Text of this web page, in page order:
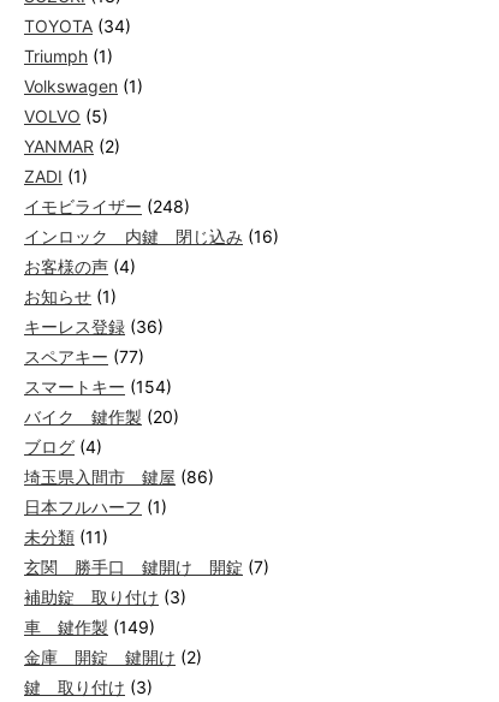
TOYOTA (34)
Triumph (1)
Volkswagen (1)
VOLVO (5)
YANMAR (2)
ZADI (1)
イモビライザー (248)
インロック 内鍵 閉じ込み (16)
お客様の声 (4)
お知らせ (1)
キーレス登録 (36)
スペアキー (77)
スマートキー (154)
バイク 鍵作製 (20)
ブログ (4)
埼玉県入間市 鍵屋 (86)
日本フルハーフ (1)
未分類 (11)
玄関 勝手口 鍵開け 開錠 (7)
補助錠 取り付け (3)
車 鍵作製 (149)
金庫 開錠 鍵開け (2)
鍵 取り付け (3)